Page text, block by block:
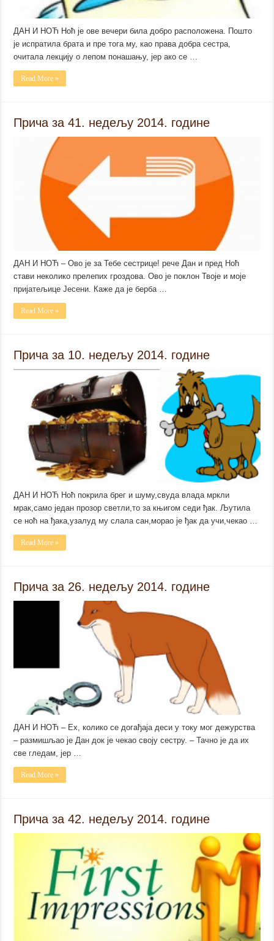
ДАН И НОЋ Ноћ је ове вечери била добро расположена. Пошто
је испратила брата и пре тога му, као права добра сестра,
очитала лекцију о лепом понашању, јер ако се …
Read More »
Прича за 41. недељу 2014. године
ДАН И НОЋ – Ово је за Тебе сестрице! рече Дан и пред Ноћ
стави неколико прелепих гроздова. Ово је поклон Твоје и моје
пријатељице Јесени. Каже да је берба …
Read More »
Прича за 10. недељу 2014. године
ДАН И НОЋ Ноћ покрила брег и шуму,свуда влада мркли
мрак,само један прозор светли,то за књигом седи ђак. Љутила
се ноћ на ђака,узалуд му слала сан,морао је ђак да учи,чекао …
Read More »
Прича за 26. недељу 2014. године
ДАН И НОЋ – Ех, колико се догађаја деси у току мог дежурства
– размишљао је Дан док је чекао своју сестру. – Тачно је да их
све гледам, јер …
Read More »
Прича за 42. недељу 2014. године